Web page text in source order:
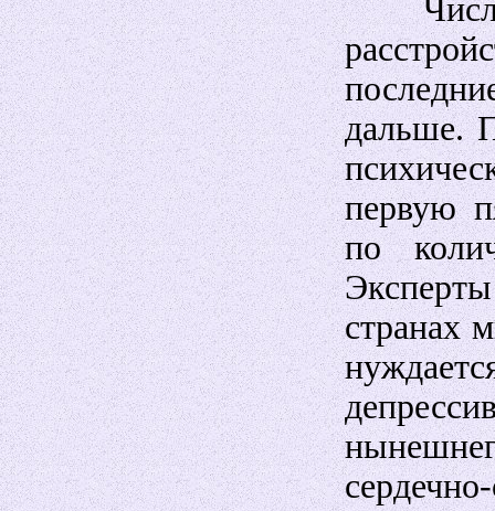
Число
дальше.
первую
по
странах